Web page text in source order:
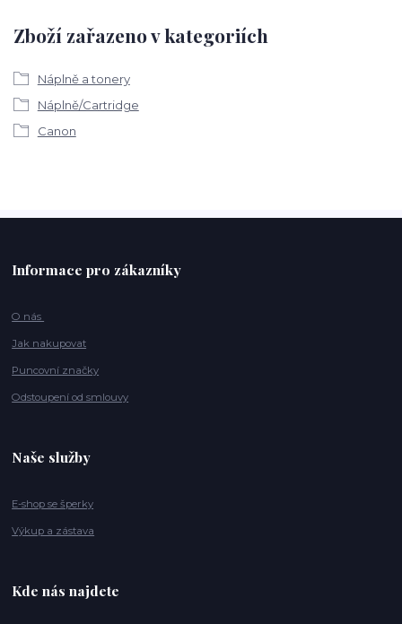
Zboží zařazeno v kategoriích
Náplně a tonery
Náplně/Cartridge
Canon
Informace pro zákazníky
O nás
Jak nakupovat
Puncovní značky
Odstoupení od smlouvy
Naše služby
E-shop se šperky
Výkup a zástava
Kde nás najdete